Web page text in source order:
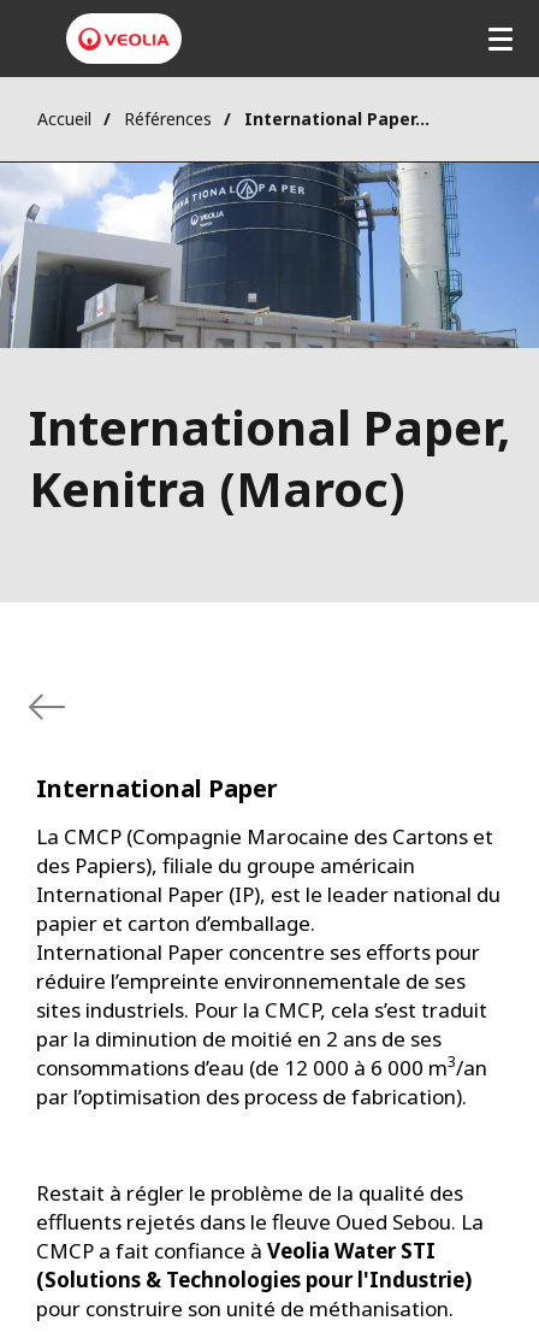
Accueil Références International Paper, Kenitra (Maroc)
International Paper,
Kenitra (Maroc)
International Paper
La CMCP (Compagnie Marocaine des Cartons et
des Papiers), filiale du groupe américain
International Paper (IP), est le leader national du
papier et carton d’emballage.
International Paper concentre ses efforts pour
réduire l’empreinte environnementale de ses
sites industriels. Pour la CMCP, cela s’est traduit
par la diminution de moitié en 2 ans de ses
consommations d’eau (de 12 000 à 6 000 m3/an
par l’optimisation des process de fabrication).
Restait à régler le problème de la qualité des
effluents rejetés dans le fleuve Oued Sebou. La
CMCP a fait confiance à Veolia Water STI
(Solutions & Technologies pour l'Industrie)
pour construire son unité de méthanisation.